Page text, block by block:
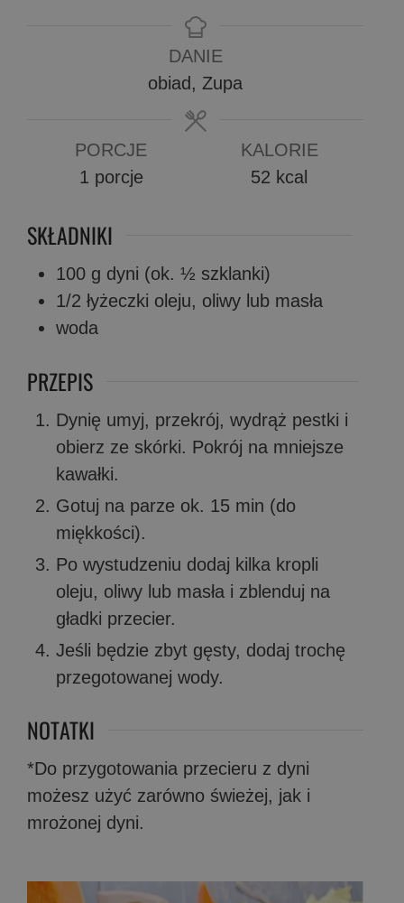
DANIE
obiad, Zupa
PORCJE
1 porcje
KALORIE
52 kcal
SKŁADNIKI
100 g dyni (ok. ½ szklanki)
1/2 łyżeczki oleju, oliwy lub masła
woda
PRZEPIS
Dynię umyj, przekrój, wydrąż pestki i
obierz ze skórki. Pokrój na mniejsze
kawałki.
Gotuj na parze ok. 15 min (do
miękkości).
Po wystudzeniu dodaj kilka kropli
oleju, oliwy lub masła i zblenduj na
gładki przecier.
Jeśli będzie zbyt gęsty, dodaj trochę
przegotowanej wody.
NOTATKI
*Do przygotowania przecieru z dyni
możesz użyć zarówno świeżej, jak i
mrożonej dyni.